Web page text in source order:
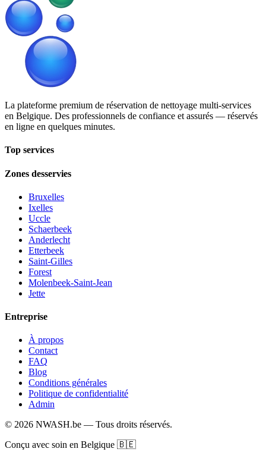
La plateforme premium de réservation de nettoyage multi-services
en Belgique. Des professionnels de confiance et assurés — réservés
en ligne en quelques minutes.
Top services
Zones desservies
Bruxelles
Ixelles
Uccle
Schaerbeek
Anderlecht
Etterbeek
Saint-Gilles
Forest
Molenbeek-Saint-Jean
Jette
Entreprise
À propos
Contact
FAQ
Blog
Conditions générales
Politique de confidentialité
Admin
© 2026 NWASH.be — Tous droits réservés.
Conçu avec soin en Belgique 🇧🇪